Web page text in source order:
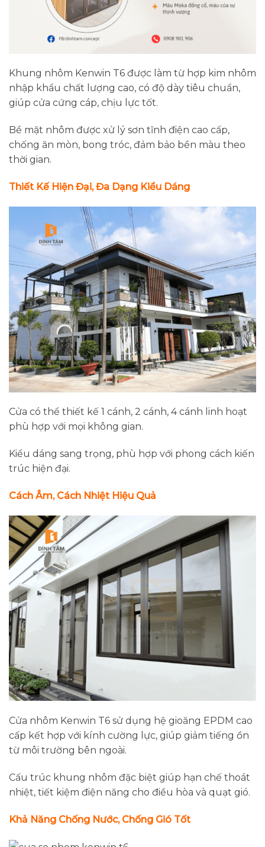
Khung nhôm Kenwin T6 được làm từ hợp kim nhôm
nhập khẩu chất lượng cao, có độ dày tiêu chuẩn,
giúp cửa cứng cáp, chịu lực tốt.
Bề mặt nhôm được xử lý sơn tĩnh điện cao cấp,
chống ăn mòn, bong tróc, đảm bảo bền màu theo
thời gian.
Thiết Kế Hiện Đại, Đa Dạng Kiểu Dáng
Cửa có thể thiết kế 1 cánh, 2 cánh, 4 cánh linh hoạt
phù hợp với mọi không gian.
Kiểu dáng sang trọng, phù hợp với phong cách kiến
trúc hiện đại.
Cách Âm, Cách Nhiệt Hiệu Quả
Cửa nhôm Kenwin T6 sử dụng hệ gioăng EPDM cao
cấp kết hợp với kính cường lực, giúp giảm tiếng ồn
từ môi trường bên ngoài.
Cấu trúc khung nhôm đặc biệt giúp hạn chế thoát
nhiệt, tiết kiệm điện năng cho điều hòa và quạt gió.
Khả Năng Chống Nước, Chống Gió Tốt